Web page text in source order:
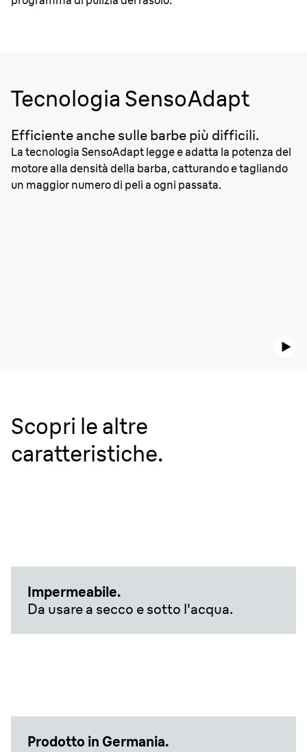
Tecnologia SensoAdapt
Efficiente anche sulle barbe più difficili.
La tecnologia SensoAdapt legge e adatta la potenza del
motore alla densità della barba, catturando e tagliando
un maggior numero di peli a ogni passata.
Scopri le altre
caratteristiche.
Impermeabile.
Da usare a secco e sotto l'acqua.
Prodotto in Germania.